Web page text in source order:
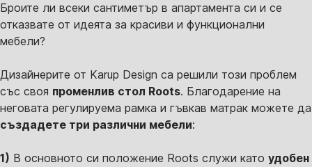
Броите ли всеки сантиметър в апартамента си и се
отказвате от идеята за красиви и функционални
мебели?
Дизайнерите от Karup Design са решили този проблем
със своя променлив стол Roots. Благодарение на
неговата регулируема рамка и гъвкав матрак можете да
създадете три различни мебели:
1) В основното си положение Roots служи като удобен